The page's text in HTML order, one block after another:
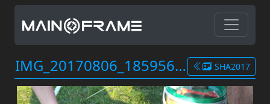
IMG_20170806_1859561.jpg SHA2017